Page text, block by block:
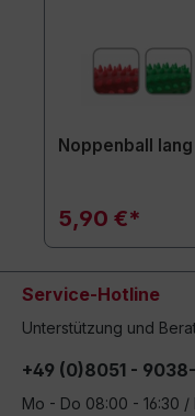
Noppenball
5,90 €*
Service-Hotline
Unterstützung und
+49 (0)8051 -
Mo - Do 08:00 - 16:30 /